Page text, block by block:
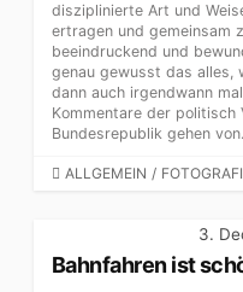
disziplinierte Art und
ertragen und gemeinsam
beeindruckend und
genau gewusst das alles,
dann auch irgendwann
Kommentare der politisch
Bundesrepublik gehen
CATEGORIES
ALLGEMEIN /
3.
Bahnfahren ist